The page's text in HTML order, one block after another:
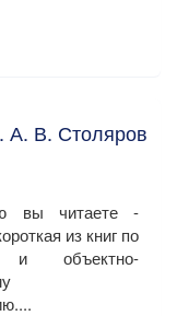
А. В. Столяров
вы читаете -
из книг по
объектно-